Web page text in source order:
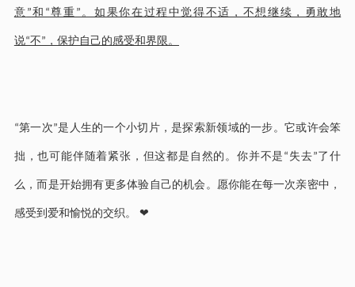
意 ”和 “尊重 ” 。如果你在过程中觉得不适，不想继续，勇敢地
说“不” ，保护自己的感受和界限。
“第一次”是人生的一个小切片，是探索新领域的一步。它或许会笨
拙，也可能伴随着紧张，但这都是自然的。你并不是 “ 失去”了什
么，而是开始拥有更多体验自己的机会。愿你能在每一次亲密中，
感受到爱和愉悦的交织。 ❤